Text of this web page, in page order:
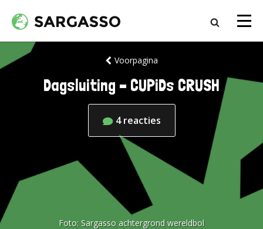
Voorpagina
Dagsluiting – CUPiDs CRUSH
4 reacties
Foto: Sargasso achtergrond wereldbol